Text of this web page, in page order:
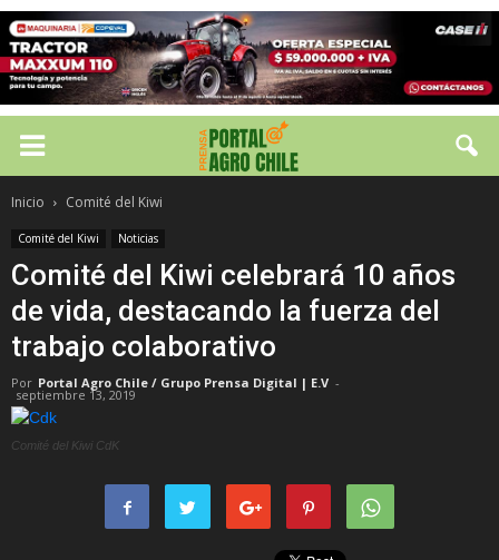
Inicio Comité del Kiwi
Comité del Kiwi Noticias
Comité del Kiwi celebrará 10 años
de vida, destacando la fuerza del
trabajo colaborativo
Por Portal Agro Chile / Grupo Prensa Digital | E.V -
septiembre 13, 2019
Comité del Kiwi CdK